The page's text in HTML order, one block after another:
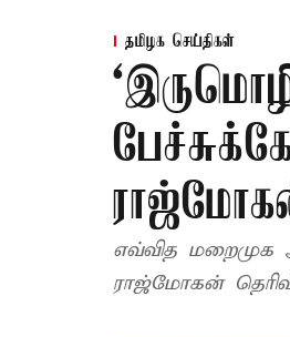
தமிழக செய்திகள்
எவ்வித மறைமுக
ராஜ்மோகன்